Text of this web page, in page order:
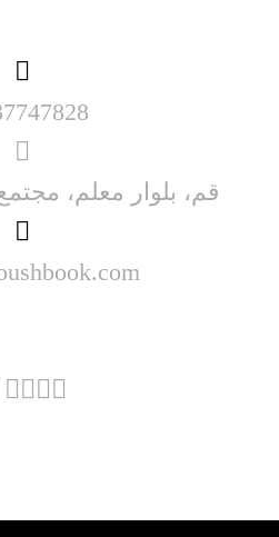
قم، بلوار معلم، مجتمع